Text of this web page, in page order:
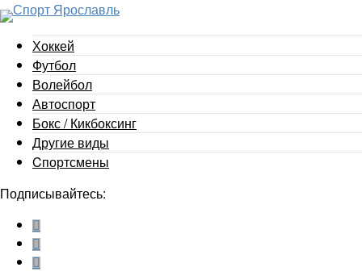
Хоккей
Футбол
Волейбол
Автоспорт
Бокс / Кикбоксинг
Другие виды
Cпортсмены
Подписывайтесь: